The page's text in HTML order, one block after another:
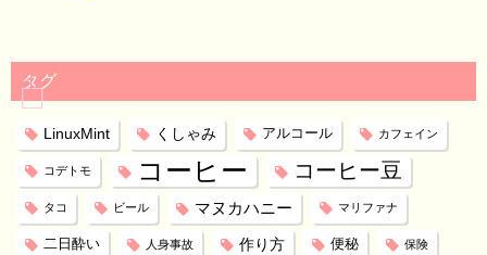
タグ
LinuxMint くしゃみ アルコール カフェイン
コデトモ コーヒー コーヒー豆
タコ ビール マヌカハニー マリファナ
二日酔い 人身事故 作り方 便秘 保険